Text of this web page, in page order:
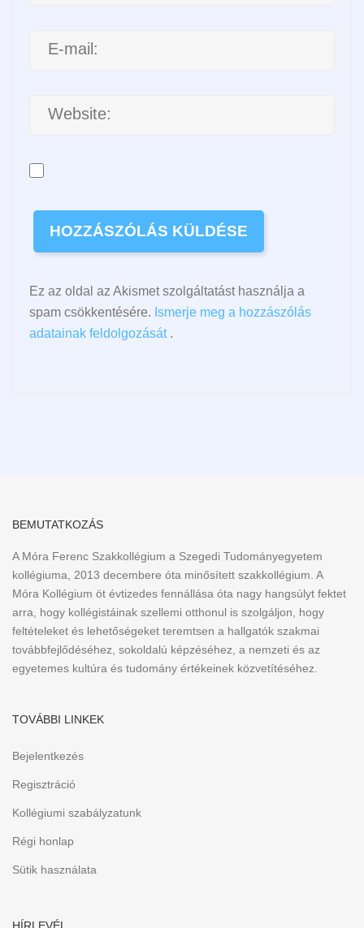
Ez az oldal az Akismet szolgáltatást használja a
spam csökkentésére. Ismerje meg a hozzászólás
adatainak feldolgozását.
BEMUTATKOZÁS
A Móra Ferenc Szakkollégium a Szegedi Tudományegyetem
kollégiuma, 2013 decembere óta minősített szakkollégium. A
Móra Kollégium öt évtizedes fennállása óta nagy hangsúlyt fektet
arra, hogy kollégistáinak szellemi otthonul is szolgáljon, hogy
feltételeket és lehetőségeket teremtsen a hallgatók szakmai
továbbfejlődéséhez, sokoldalú képzéséhez, a nemzeti és az
egyetemes kultúra és tudomány értékeinek közvetítéséhez.
TOVÁBBI LINKEK
Bejelentkezés
Regisztráció
Kollégiumi szabályzatunk
Régi honlap
Sütik használata
HÍRLEVÉL